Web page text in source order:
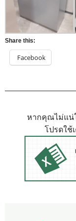
Share this:
Facebook
หากคุณไม่แน่
โปรดใช้